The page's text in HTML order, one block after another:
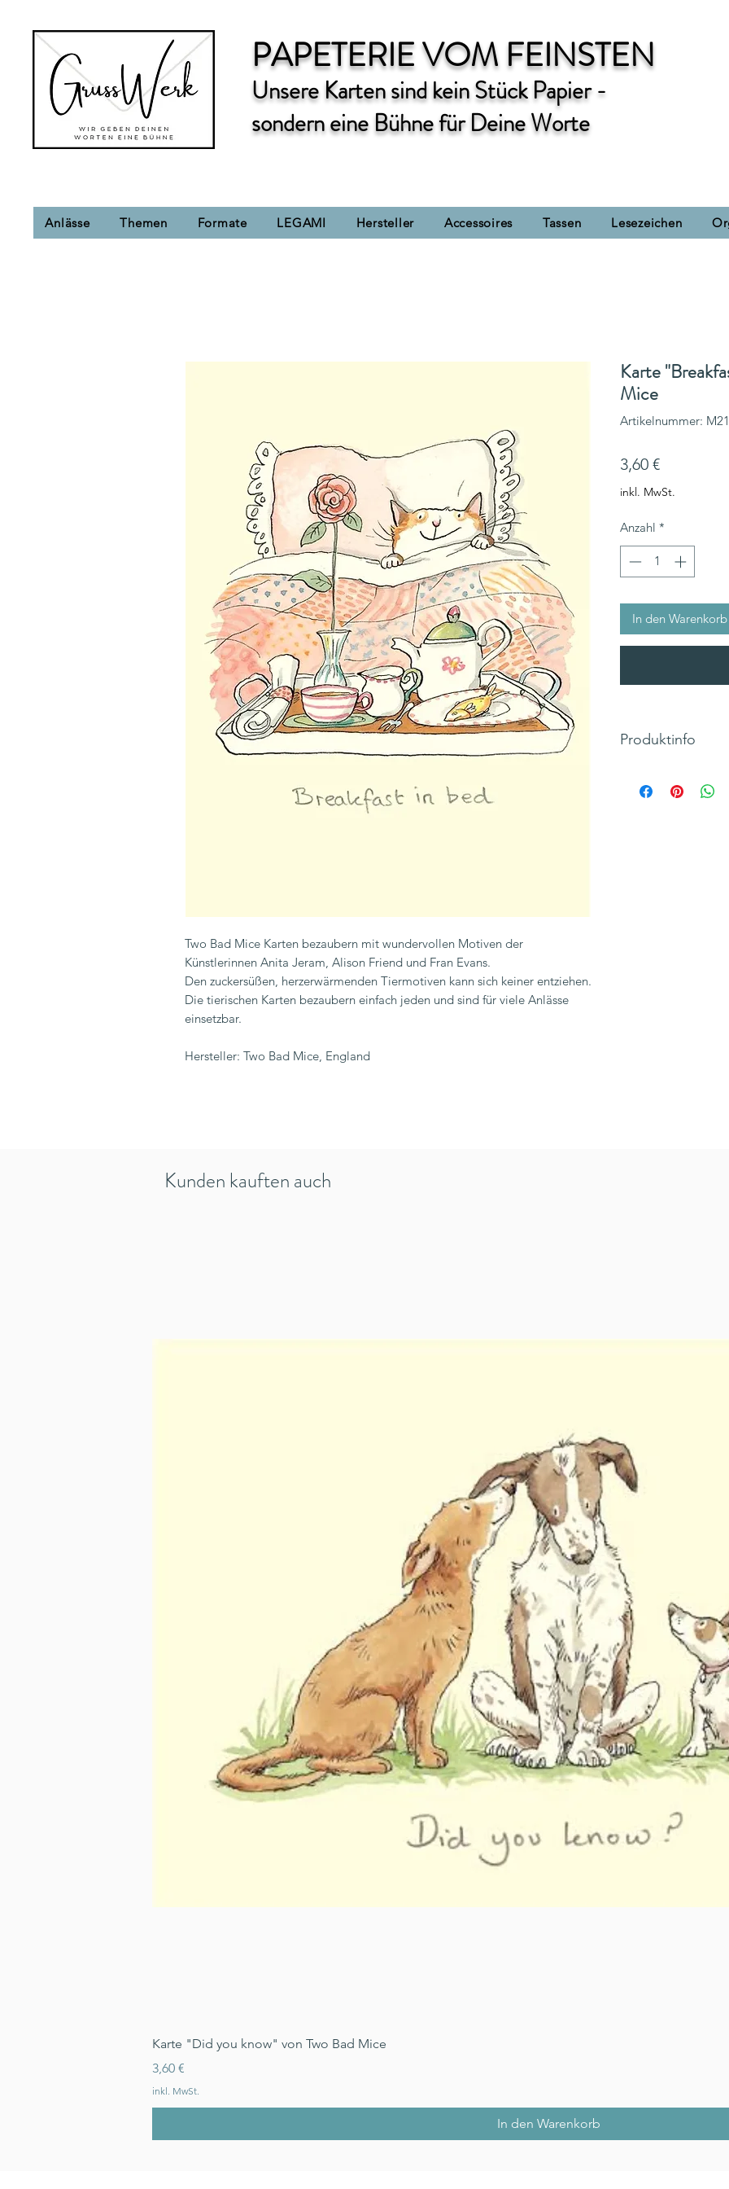
PAPETERIE VOM FEINSTEN
Unsere Karten sind kein Stück Papier -
sondern eine Bühne für Deine Worte
Anlässe Themen Formate LEGAMI Hersteller Accessoires Tassen Lesezeichen
Two Bad Mice Karten bezaubern mit wundervollen Motiven der
Künstlerinnen Anita Jeram, Alison Friend und Fran Evans.
Den zuckersüßen, herzerwärmenden Tiermotiven kann sich keiner entziehen.
Die tierischen Karten bezaubern einfach jeden und sind für viele Anlässe
einsetzbar.
Hersteller: Two Bad Mice, England
Karte
Mice
Artikelnummer:
3,60 €Preis
inkl. MwSt.
Anzahl *
In den Warenkorb
Produktinfo
Text: "Breakfast in
Kunden kauften auch
Karte "Did you know" von Two Bad Mice
Preis
3,60 €
inkl. MwSt.
In den Warenkorb